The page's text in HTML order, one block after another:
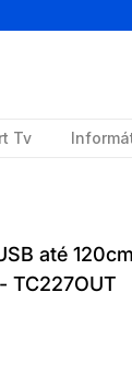
Tv
até
TC227OUT